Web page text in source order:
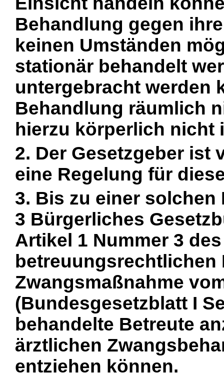
Behandlung gegen
keinen Umständen
stationär behandelt
untergebracht werden
Behandlung räumlich
hierzu körperlich nicht
2. Der Gesetzgeber ist
eine Regelung für
3. Bis zu einer solchen
3 Bürgerliches
Artikel 1 Nummer 3
Zwangsmaßnahme
(Bundesgesetzblatt I
behandelte Betreute
ärztlichen
entziehen können.